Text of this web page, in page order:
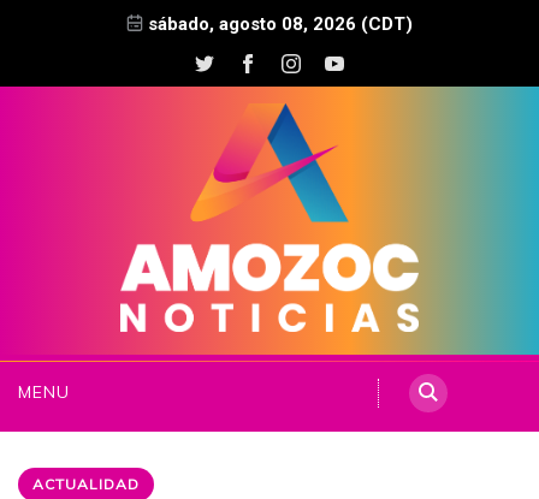
sábado, agosto 08, 2026 (CDT)
MENU
ACTUALIDAD